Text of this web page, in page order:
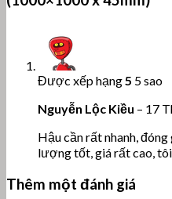
Được xếp hạng5 5 sao
Nguyễn Lộc Kiều – 17
Hậu cần rất nhanh,
lượng tốt, giá rất cao,
Thêm một đánh giá